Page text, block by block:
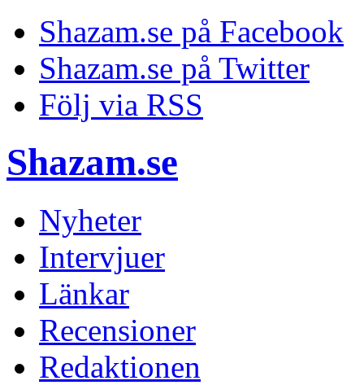
Shazam.se på Facebook
Shazam.se på Twitter
Följ via RSS
Shazam.se
Nyheter
Intervjuer
Länkar
Recensioner
Redaktionen